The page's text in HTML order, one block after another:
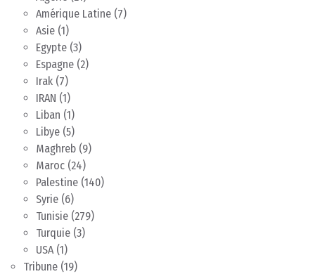
Amérique Latine (7)
Asie (1)
Egypte (3)
Espagne (2)
Irak (7)
IRAN (1)
Liban (1)
Libye (5)
Maghreb (9)
Maroc (24)
Palestine (140)
Syrie (6)
Tunisie (279)
Turquie (3)
USA(1)
Tribune (19)